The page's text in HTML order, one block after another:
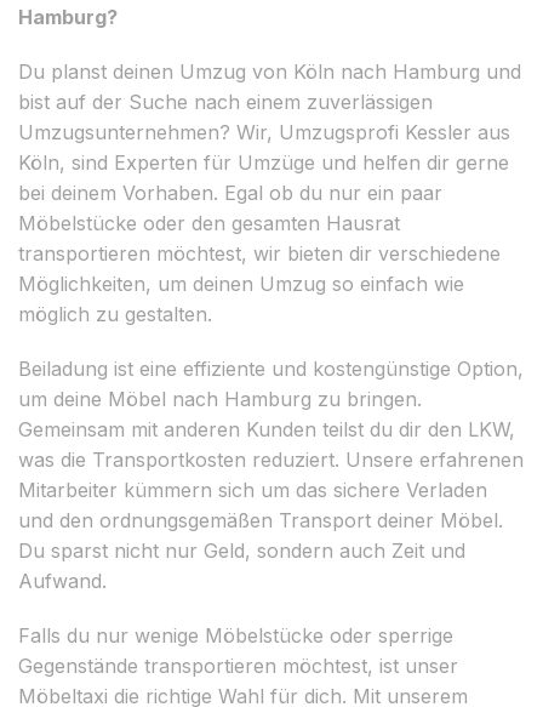
Hamburg?
Du planst deinen Umzug von Köln nach Hamburg und
bist auf der Suche nach einem zuverlässigen
Umzugsunternehmen? Wir, Umzugsprofi Kessler aus
Köln, sind Experten für Umzüge und helfen dir gerne
bei deinem Vorhaben. Egal ob du nur ein paar
Möbelstücke oder den gesamten Hausrat
transportieren möchtest, wir bieten dir verschiedene
Möglichkeiten, um deinen Umzug so einfach wie
möglich zu gestalten.
Beiladung ist eine effiziente und kostengünstige Option,
um deine Möbel nach Hamburg zu bringen.
Gemeinsam mit anderen Kunden teilst du dir den LKW,
was die Transportkosten reduziert. Unsere erfahrenen
Mitarbeiter kümmern sich um das sichere Verladen
und den ordnungsgemäßen Transport deiner Möbel.
Du sparst nicht nur Geld, sondern auch Zeit und
Aufwand.
Falls du nur wenige Möbelstücke oder sperrige
Gegenstände transportieren möchtest, ist unser
Möbeltaxi die richtige Wahl für dich. Mit unserem